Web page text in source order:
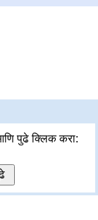
पुढे क्लिक करा: